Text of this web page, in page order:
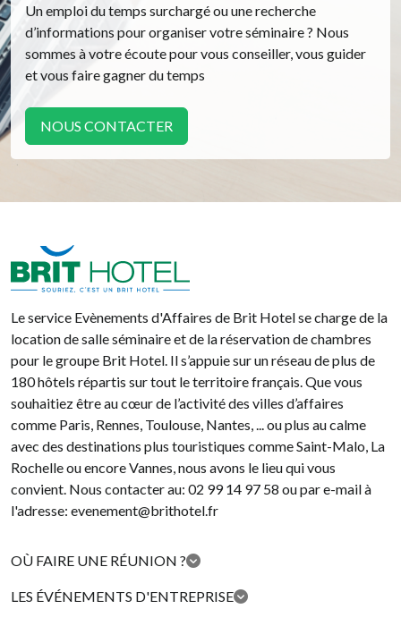
Un emploi du temps surchargé ou une recherche
d’informations pour organiser votre séminaire ? Nous
sommes à votre écoute pour vous conseiller, vous guider
et vous faire gagner du temps
NOUS CONTACTER
Brit Hotel
Le service Evènements d'Affaires de Brit Hotel se charge de la
location de salle séminaire et de la réservation de chambres
pour le groupe Brit Hotel. Il s’appuie sur un réseau de plus de
180 hôtels répartis sur tout le territoire français. Que vous
souhaitiez être au cœur de l’activité des villes d’affaires
comme Paris, Rennes, Toulouse, Nantes, ... ou plus au calme
avec des destinations plus touristiques comme Saint-Malo, La
Rochelle ou encore Vannes, nous avons le lieu qui vous
convient. Nous contacter au: 02 99 14 97 58 ou par e-mail à
l'adresse: evenement@brithotel.fr
OÙ FAIRE UNE RÉUNION ?
LES ÉVÉNEMENTS D'ENTREPRISE